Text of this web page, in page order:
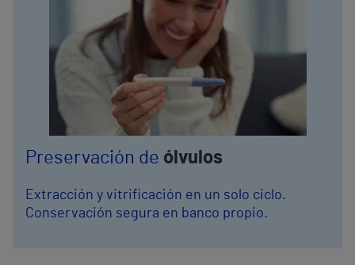
Preservación de ólvulos
Extracción y vitrificación en un solo ciclo.
Conservación segura en banco propio.